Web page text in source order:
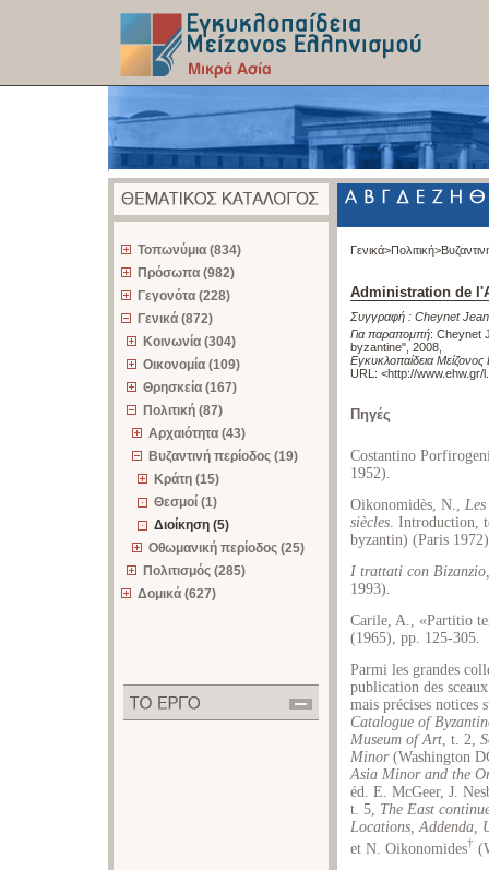
Τοπωνύμια (834)
Πρόσωπα (982)
Γεγονότα (228)
Γενικά (872)
Κοινωνία (304)
Οικονομία (109)
Θρησκεία (167)
Πολιτική (87)
Αρχαιότητα (43)
Βυζαντινή περίοδος (19)
Κράτη (15)
Θεσμοί (1)
Διοίκηση (5)
Οθωμανική περίοδος (25)
Πολιτισμός (285)
Δομικά (627)
Γενικά>Πολιτική>
Administration de
Συγγραφή : Cheynet
Για παραπομπή: Cheynet
byzantine", 2008
Εγκυκλοπαίδεια
URL: <http://www.ehw.gr/
Πηγές
Costantino
1952).
Oikonomidès, N.,
siècles. Introduction,
byzantin) (Paris
I trattati con
1993).
Carile, A., «Partitio
(1965), pp. 125-305.
Parmi les grandes
publication des
mais précises notices
Catalogue of
Museum of Art, t. 2,
Minor(Washington
Asia Minor and the
éd. E. McGeer, J.
t. 5, The East
Locations, Addenda,
et N. Oikonomides†